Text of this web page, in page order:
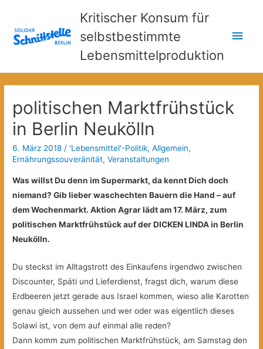
Kritischer Konsum für
selbstbestimmte
Lebensmittelproduktion
politischen Marktfrühstück
in Berlin Neukölln
6. März 2018 / 'Lebensmittel'-Politik,Allgemein,
Ernährungssouveränität,Veranstaltungen
Was willst Du denn im Supermarkt, da kennt Dich doch
niemand? Gib lieber waschechten Bauern die Hand – auf
dem Wochenmarkt. Aktion Agrar lädt am 17. März, zum
politischen Marktfrühstück auf der DICKEN LINDA in Berlin
Neukölln.
Du steckst im Alltagstrott des Einkaufens irgendwo zwischen
Discounter, Späti und Lieferdienst, fragst dich, warum diese
Erdbeeren jetzt gerade aus Israel kommen, wieso alle Karotten
genau gleich aussehen und wer oder was eigentlich dieses
Solawi ist, von dem auf einmal alle reden?
Dann komm zum politischen Marktfrühstück, am Samstag den